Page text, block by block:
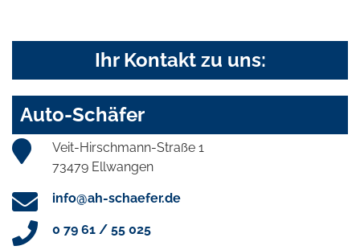
Ihr Kontakt zu uns:
Auto-Schäfer
Veit-Hirschmann-Straße 1
73479 Ellwangen
info@ah-schaefer.de
0 79 61 / 55 025